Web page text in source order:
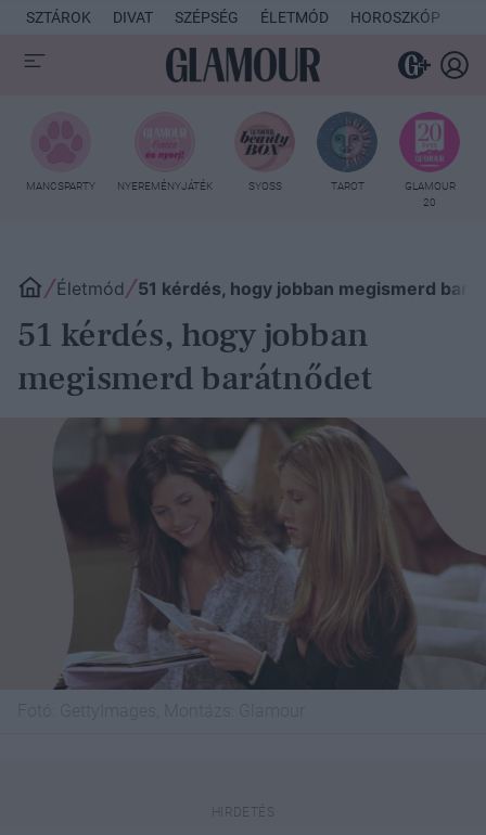
SZTÁROK DIVAT SZÉPSÉG ÉLETMÓD HOROSZKÓP
MANCSPARTY NYEREMÉNYJÁTÉK SYOSS TAROT
GLAMOUR
20
Életmód 51 kérdés, hogy jobban megismerd
51 kérdés, hogy jobban
megismerd barátnődet